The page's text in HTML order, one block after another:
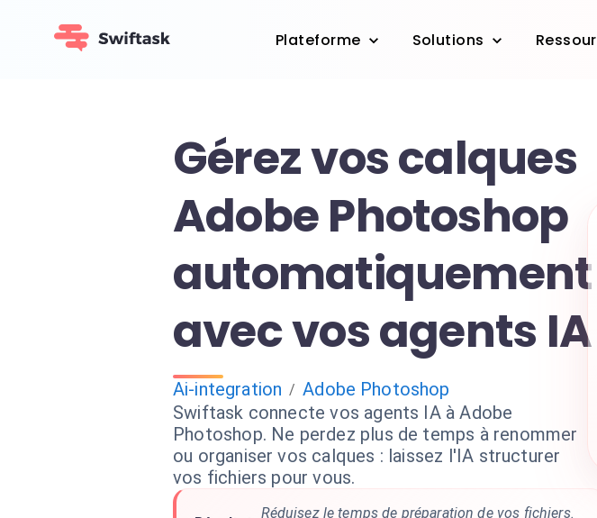
Plateforme Solutions
Gérez vos calques
Adobe Photoshop
automatiquement
avec vos agents IA
Ai-integration / Adobe Photoshop
Swiftask connecte vos agents IA à Adobe
Photoshop. Ne perdez plus de temps à renommer
ou organiser vos calques : laissez l'IA structurer
vos fichiers pour vous.
Réduisez le temps de préparation de vos fichiers.